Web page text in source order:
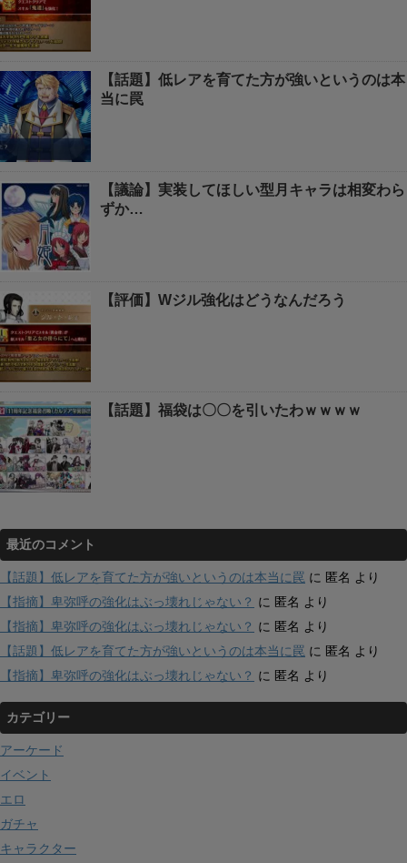
【話題】低レアを育てた方が強いというのは本
当に罠
【議論】実装してほしい型月キャラは相変わら
ずか…
【評価】Wジル強化はどうなんだろう
【話題】福袋は〇〇を引いたわｗｗｗｗ
最近のコメント
【話題】低レアを育てた方が強いというのは本当に罠 に 匿名 より
【指摘】卑弥呼の強化はぶっ壊れじゃない？ に 匿名 より
【指摘】卑弥呼の強化はぶっ壊れじゃない？ に 匿名 より
【話題】低レアを育てた方が強いというのは本当に罠 に 匿名 より
【指摘】卑弥呼の強化はぶっ壊れじゃない？ に 匿名 より
カテゴリー
アーケード
イベント
エロ
ガチャ
キャラクター